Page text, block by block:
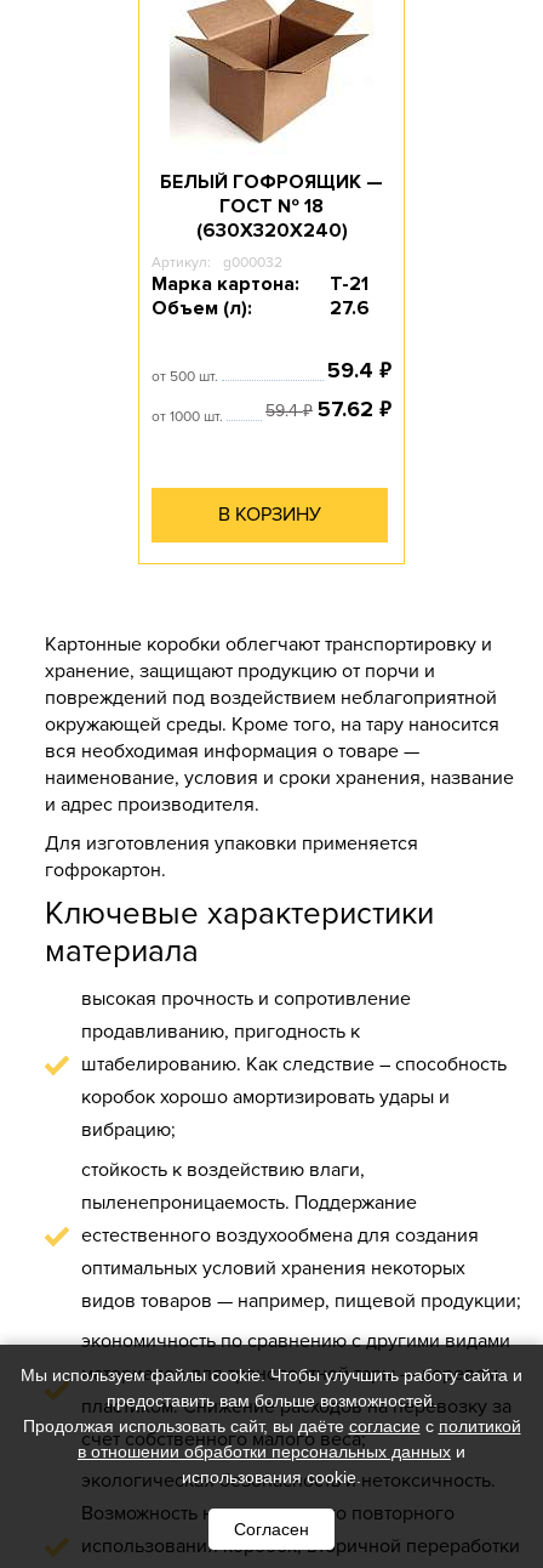
БЕЛЫЙ ГОФРОЯЩИК —
ГОСТ № 18
(630Х320Х240)
Артикул: g000032
Марка картона:
Т-21
Объем (л):
27.6
от 500 шт. 59.4 ₽
от 1000 шт. 59.4₽ 57.62 ₽
В КОРЗИНУ
Картонные коробки облегчают транспортировку и
хранение, защищают продукцию от порчи и
повреждений под воздействием неблагоприятной
окружающей среды. Кроме того, на тару наносится
вся необходимая информация о товаре —
наименование, условия и сроки хранения, название
и адрес производителя.
Для изготовления упаковки применяется
гофрокартон.
Ключевые характеристики
материала
высокая прочность и сопротивление
продавливанию, пригодность к
штабелированию. Как следствие – способность
коробок хорошо амортизировать удары и
вибрацию;
стойкость к воздействию влаги,
пыленепроницаемость. Поддержание
естественного воздухообмена для создания
оптимальных условий хранения некоторых
видов товаров — например, пищевой продукции;
экономичность по сравнению с другими видами
материалов для транспортной тары — деревом,
пластиком. Снижение расходов на перевозку за
счет собственного малого веса;
экологическая безопасность и нетоксичность.
Возможность неоднократного повторного
использования коробок, вторичной переработки
Мы используем файлы cookie. Чтобы улучшить работу сайта и
предоставить вам больше возможностей.
Продолжая использовать сайт, вы даёте согласиес политикой
в отношении обработки персональных данных и
использования cookie.
Согласен